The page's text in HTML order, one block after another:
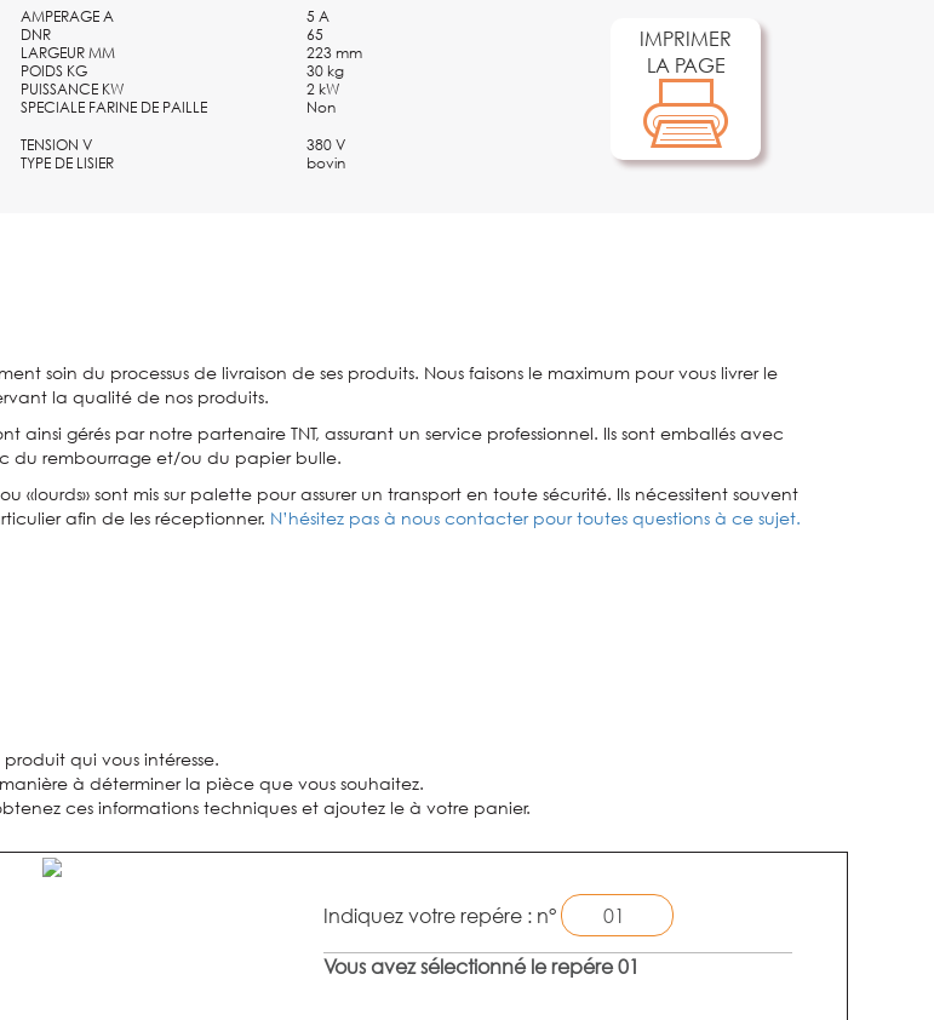
AMPERAGE A
5 A
DNR
65
LARGEUR MM
223 mm
POIDS KG
30 kg
PUISSANCE KW
2 kW
SPECIALE FARINE DE PAILLE
Non
TENSION V
380 V
TYPE DE LISIER bovin
IMPRIMER
LA PAGE
soin du processus de livraison de ses produits. Nous faisons le maximum pour vous livrer le
la qualité de nos produits.
ainsi gérés par notre partenaire TNT, assurant un service professionnel. Ils sont emballés avec
du rembourrage et/ou du papier bulle.
«lourds» sont mis sur palette pour assurer un transport en toute sécurité. Ils nécessitent souvent
afin de les réceptionner. N’hésitez pas à nous contacter pour toutes questions à ce sujet.
qui vous intéresse.
à déterminer la pièce que vous souhaitez.
ces informations techniques et ajoutez le à votre panier.
Indiquez votre repére : n°
Vous avez sélectionné le repére 01